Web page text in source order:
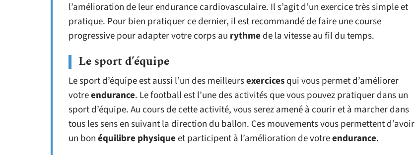
l’amélioration de leur endurance cardiovasculaire. Il s’agit d’un exercice très simple et
pratique. Pour bien pratiquer ce dernier, il est recommandé de faire une course
progressive pour adapter votre corps au rythme de la vitesse au fil du temps.
Le sport d’équipe
Le sport d’équipe est aussi l’un des meilleursexercicesqui vous permet d’améliorer
votreendurance. Le football est l’une des activités que vous pouvez pratiquer dans un
sport d’équipe. Au cours de cette activité, vous serez amené à courir et à marcher dans
tous les sens en suivant la direction du ballon. Ces mouvements vous permettent d’avoir
un bonéquilibre physiqueet participent à l’amélioration de votreendurance.